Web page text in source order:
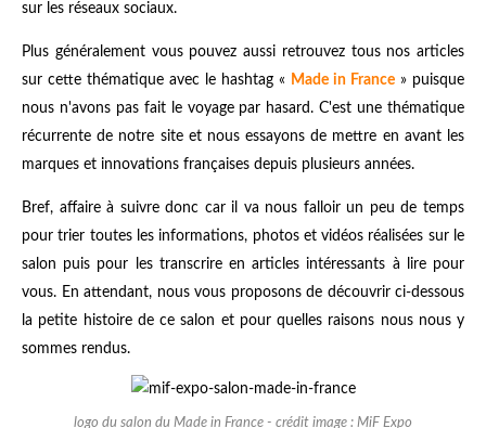
sur les réseaux sociaux.
Plus généralement vous pouvez aussi retrouvez tous nos articles
sur cette thématique avec le hashtag « Made in France » puisque
nous n'avons pas fait le voyage par hasard. C'est une thématique
récurrente de notre site et nous essayons de mettre en avant les
marques et innovations françaises depuis plusieurs années.
Bref, affaire à suivre donc car il va nous falloir un peu de temps
pour trier toutes les informations, photos et vidéos réalisées sur le
salon puis pour les transcrire en articles intéressants à lire pour
vous. En attendant, nous vous proposons de découvrir ci-dessous
la petite histoire de ce salon et pour quelles raisons nous nous y
sommes rendus.
logo du salon du Made in France - crédit image : MiF Expo